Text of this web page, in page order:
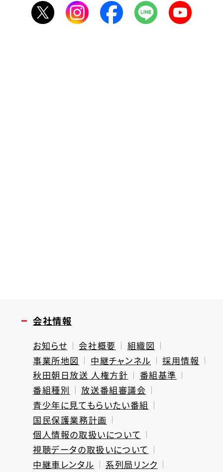
会社情報
お知らせ 会社概要
組織図
事業所地図
中継チャンネル
採用情報
秋田朝日放送 人権方針
番組基準
番組種別
放送番組審議会
青少年に見てもらいたい番組
国民保護業務計画
個人情報の取扱いについて
視聴データの取扱いについて
中継車レンタル
系列局リンク